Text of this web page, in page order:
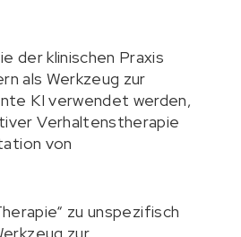
der klinischen Praxis
als Werkzeug zur
KI verwendet werden,
Verhaltenstherapie
von
zu unspezifisch